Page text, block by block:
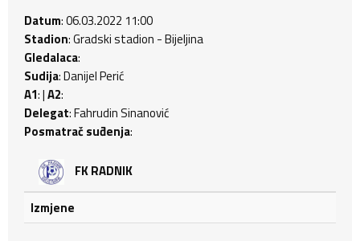
Datum: 06.03.2022 11:00
Stadion: Gradski stadion - Bijeljina
Gledalaca:
Sudija: Danijel Perić
A1: |A2:
Delegat: Fahrudin Sinanović
Posmatrač suđenja:
FK RADNIK
Izmjene